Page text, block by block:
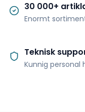
30 000+
Enormt
Teknisk
Kunnig personal